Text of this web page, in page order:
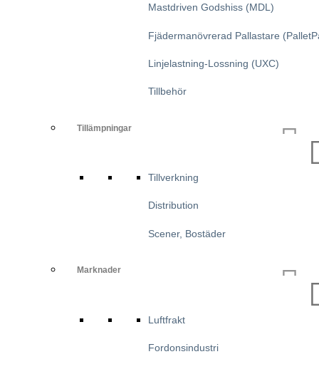
Mastdriven Godshiss (MDL)
Fjädermanövrerad Pallastare
Linjelastning-Lossning (UXC)
Tillbehör
Tillämpningar
Tillverkning
Distribution
Scener, Bostäder
Marknader
Luftfrakt
Fordonsindustri